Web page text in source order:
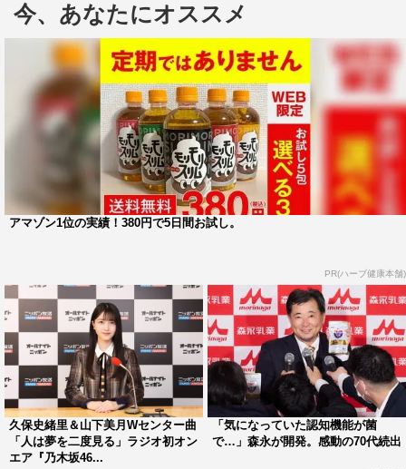
乃木坂46 久保史緒里 齋藤飛鳥
今、あなたにオススメ
アマゾン1位の実績！380円で5日間お試し。
PR(ハーブ健康本舗)
久保史緒里＆山下美月Wセンター曲
「人は夢を二度見る」ラジオ初オン
エア『乃木坂46...
「気になっていた認知機能が菌
で…」森永が開発。感動の70代続出